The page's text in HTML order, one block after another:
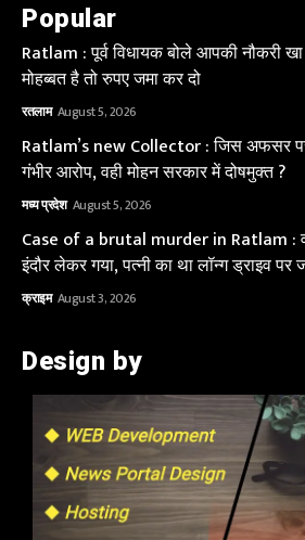
Popular
Ratlam : पूर्व विधायक बोले आपकी नौकरी
मोहब्बत है तो रुपए जमा कर दो
रतलाम August 5, 2026
Ratlam’s new Collector : जिस अफसर
गंभीर आरोप, वही मोहन सरकार में दोषमुक्त ?
मध्य प्रदेश August 5, 2026
Case of a brutal murder in Ratlam :
इंदौर लेकर गया, पत्नी का था लॉन्ग ड्राइव पर
क्राइम August 3, 2026
Design by